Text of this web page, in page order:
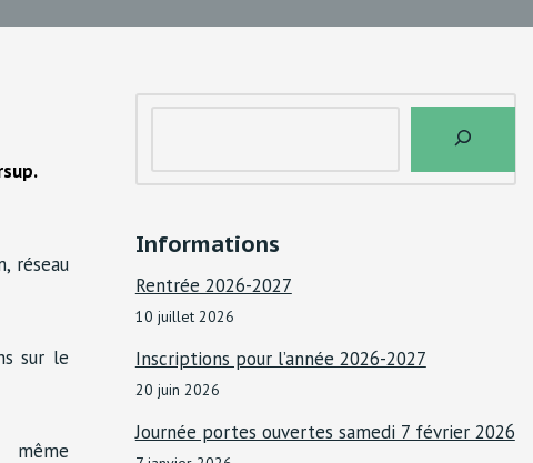
réseau
sur le
Informations
Rentrée 2026-2027
10 juillet 2026
Inscriptions pour l’année 2026-2027
20 juin 2026
Journée portes ouvertes samedi 7 février 2026